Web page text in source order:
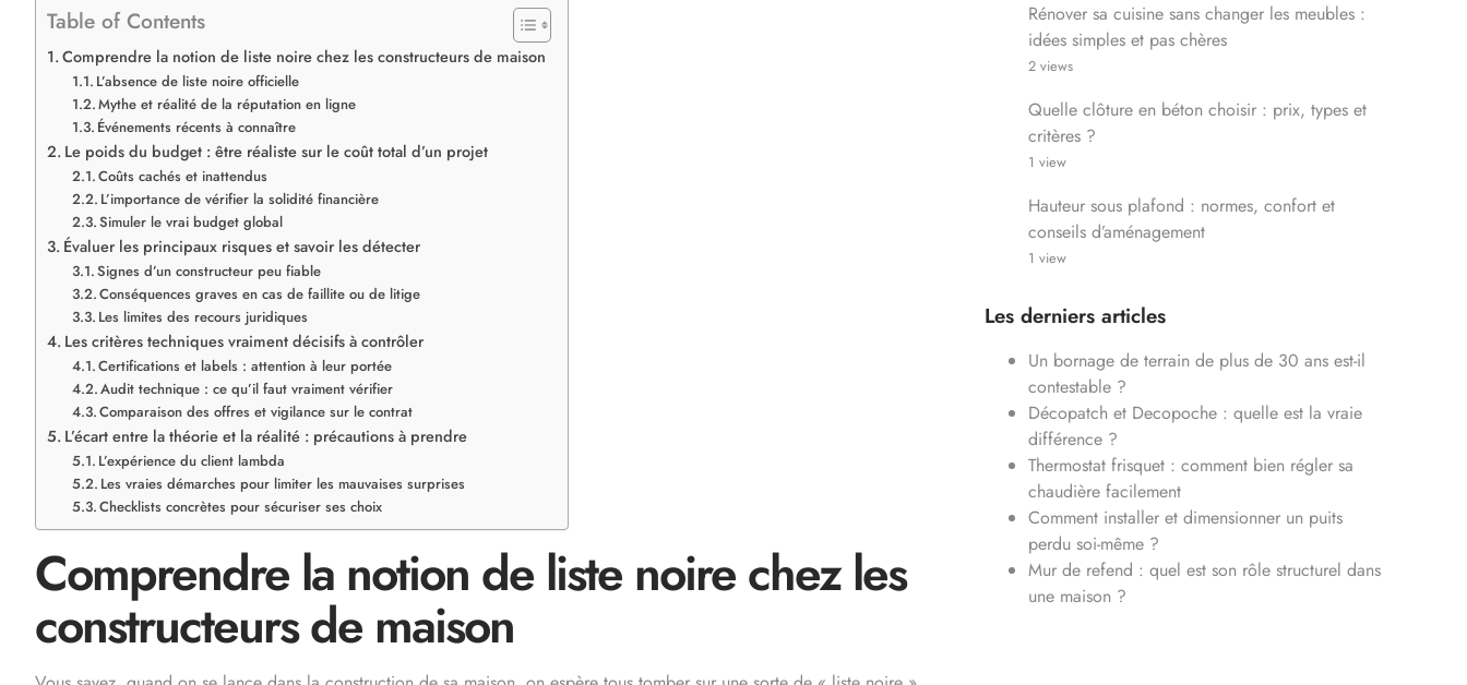
Table of Contents
Comprendre la notion de liste noire chez les constructeurs de maison
L’absence de liste noire officielle
Mythe et réalité de la réputation en ligne
Événements récents à connaître
Le poids du budget : être réaliste sur le coût total d’un projet
Coûts cachés et inattendus
L’importance de vérifier la solidité financière
Simuler le vrai budget global
Évaluer les principaux risques et savoir les détecter
Signes d’un constructeur peu fiable
Conséquences graves en cas de faillite ou de litige
Les limites des recours juridiques
Les critères techniques vraiment décisifs à contrôler
Certifications et labels : attention à leur portée
Audit technique : ce qu’il faut vraiment vérifier
Comparaison des offres et vigilance sur le contrat
L’écart entre la théorie et la réalité : précautions à prendre
L’expérience du client lambda
Les vraies démarches pour limiter les mauvaises surprises
Checklists concrètes pour sécuriser ses choix
Comprendre la notion de liste noire chez les
constructeurs de maison
Rénover sa cuisine sans changer les meubles :
idées simples et pas chères
2 views
Quelle clôture en béton choisir : prix, types et
critères ?
1 view
Hauteur sous plafond : normes, confort et
conseils d’aménagement
1 view
Les derniers articles
Un bornage de terrain de plus de 30 ans est-il
contestable ?
Décopatch et Decopoche : quelle est la vraie
différence ?
Thermostat frisquet : comment bien régler sa
chaudière facilement
Comment installer et dimensionner un puits
perdu soi-même ?
Mur de refend : quel est son rôle structurel dans
une maison ?